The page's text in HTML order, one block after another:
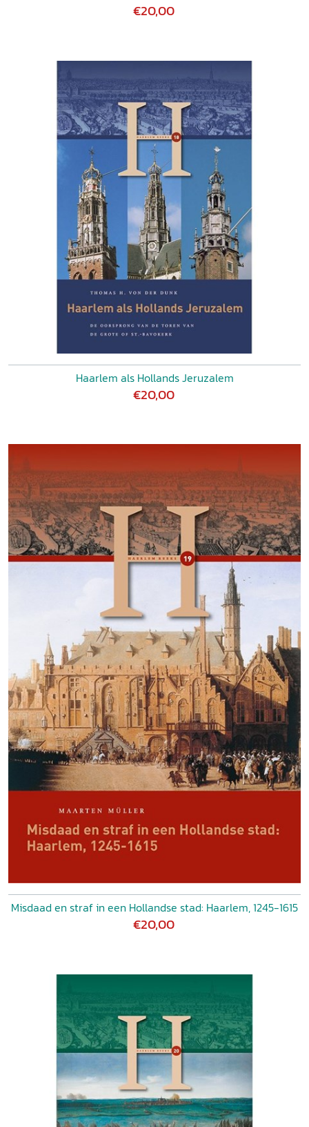
€20,00
Haarlem als Hollands Jeruzalem
€20,00
Misdaad en straf in een Hollandse stad: Haarlem, 1245-1615
€20,00